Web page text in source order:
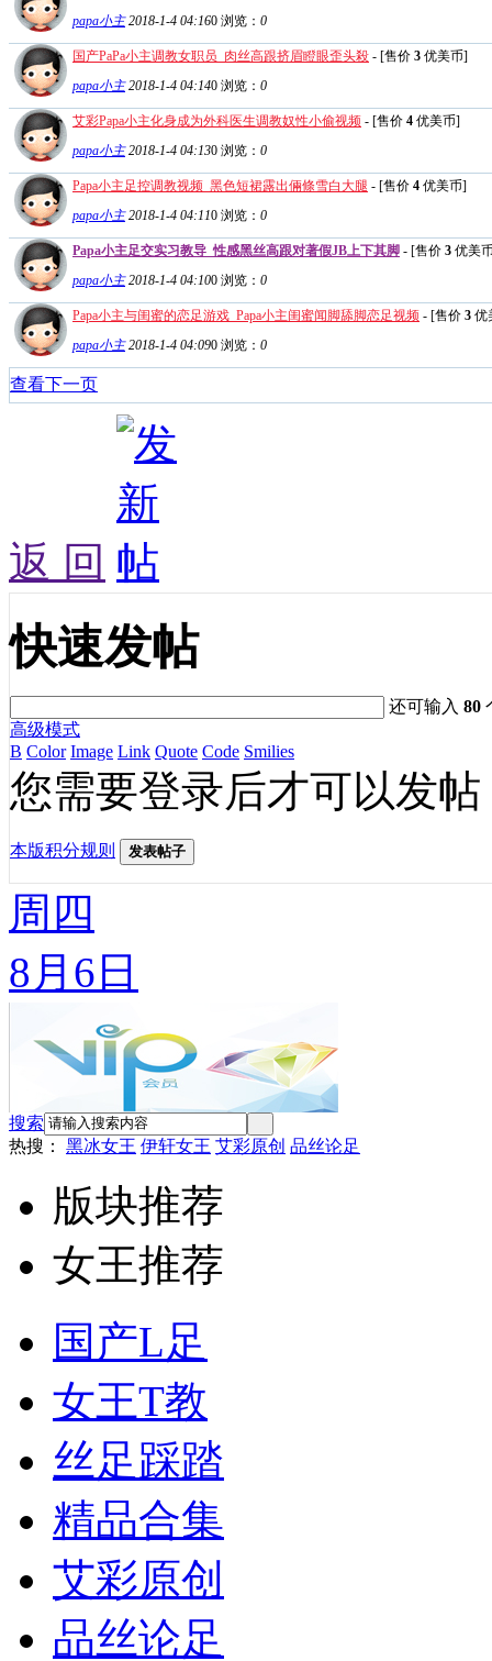
papa小主 2018-1-4 04:160 浏览： 0
国产PaPa小主调教女职员_肉丝高跟挤眉瞪眼歪头殺 - [售价 3 优美币]
papa小主 2018-1-4 04:140 浏览： 0
艾彩Papa小主化身成为外科医生调教奴性小偷视频 - [售价 4 优美币]
papa小主 2018-1-4 04:130 浏览： 0
Papa小主足控调教视频_黑色短裙露出倆條雪白大腿 - [售价 4 优美币]
papa小主 2018-1-4 04:110 浏览： 0
Papa小主足交实习教导_性感黑丝高跟对著假JB上下其脚 - [售价 3 优美
papa小主 2018-1-4 04:100 浏览： 0
Papa小主与闺蜜的恋足游戏_Papa小主闺蜜闻脚舔脚恋足视频 - [售价 3 优
papa小主 2018-1-4 04:090 浏览： 0
查看下一页
返 回
快速发帖
还可输入80
高级模式
B Color Image Link Quote Code Smilies
您需要登录后才可以发帖
本版积分规则 发表帖子
周四
8月6日
搜索
热搜：
黑冰女王 伊轩女王 艾彩原创 品丝论足
版块推荐
女王推荐
国产L足
女王T教
丝足踩踏
精品合集
艾彩原创
品丝论足